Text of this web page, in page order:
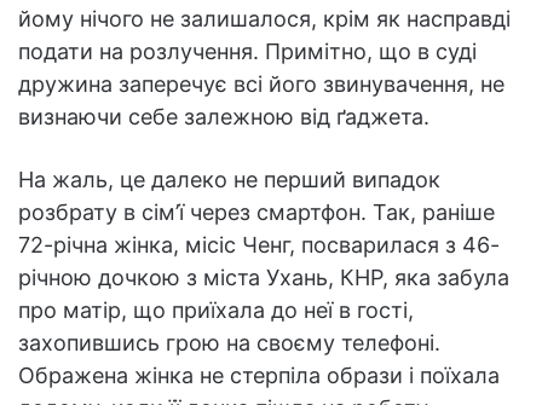
йому нічого не залишалося, крім як насправді
подати на розлучення. Примітно, що в суді
дружина заперечує всі його звинувачення, не
визнаючи себе залежною від ґаджета.
На жаль, це далеко не перший випадок
розбрату в сім’ї через смартфон. Так, раніше
72-річна жінка, місіс Ченг, посварилася з 46-
річною дочкою з міста Ухань, КНР, яка забула
про матір, що приїхала до неї в гості,
захопившись грою на своєму телефоні.
Ображена жінка не стерпіла образи і поїхала